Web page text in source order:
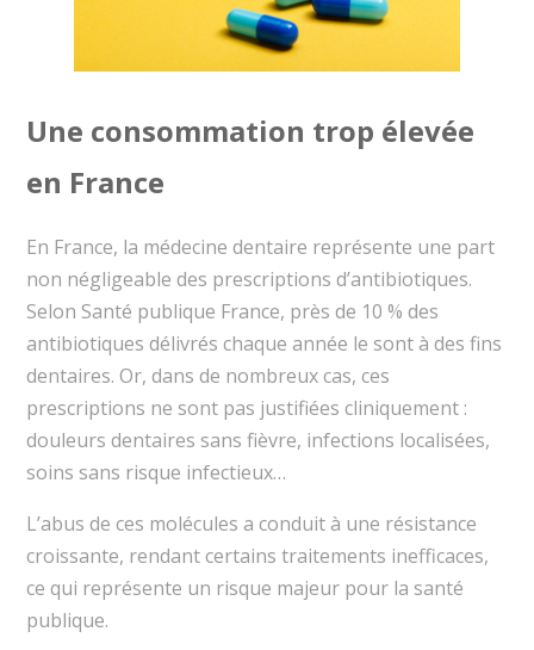
Une consommation trop élevée
en France
En France, la médecine dentaire représente une part
non négligeable des prescriptions d’antibiotiques.
Selon Santé publique France, près de 10 % des
antibiotiques délivrés chaque année le sont à des fins
dentaires. Or, dans de nombreux cas, ces
prescriptions ne sont pas justifiées cliniquement :
douleurs dentaires sans fièvre, infections localisées,
soins sans risque infectieux…
L’abus de ces molécules a conduit à une résistance
croissante, rendant certains traitements inefficaces,
ce qui représente un risque majeur pour la santé
publique.